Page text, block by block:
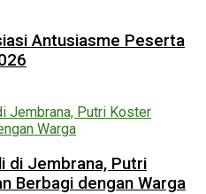
Antusiasme Peserta
di Jembrana, Putri
Berbagi dengan Warga